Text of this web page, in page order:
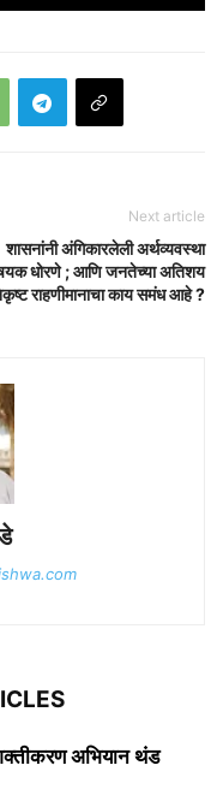
Next article
शासनांनी अंगिकारलेली अर्थव्यवस्था
धोरणे ; आणि जनतेच्या अतिशय
राहणीमानाचा काय समंध आहे ?
अभियान थंड